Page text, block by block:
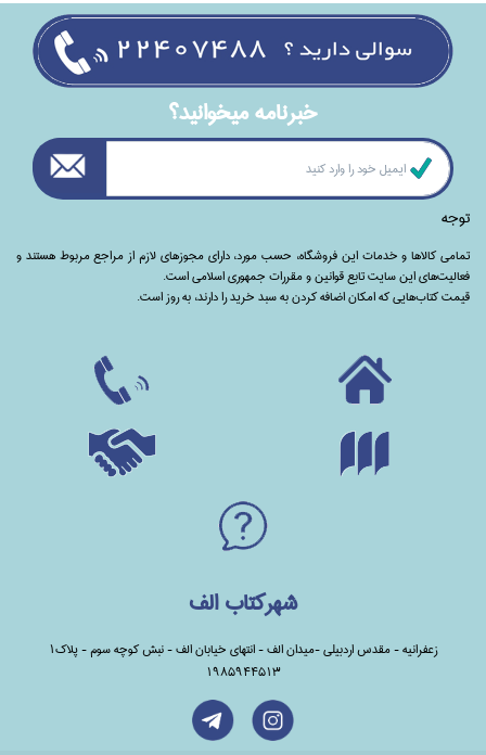
خبرنامه ميخوانيد؟
توجه
تمامی‌ کالاها و خدمات این فروشگاه، حسب مورد،‌ دارای مجوزهای لازم از مراجع مربوط هستند ‌و‌‌
فعالیت‌های این سایت تابع قوانین و مقررات جمهوری اسلامی است.
قیمت کتاب‌هایی که امکان اضافه کردن به سبد خرید را دارند،‌ به روز است.
شهرکتاب الف
زعفرانیه - مقدس اردبیلی -میدان الف - انتهای خیابان الف - نبش کوچه سوم - پلاک1
1985944513